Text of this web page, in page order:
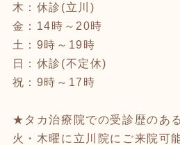
木：休診(立川)
金：14時～20時
土：9時～19時
日：休診(不定休)
祝：9時～17時
★タカ治療院での受診歴のあ
火・木曜に立川院にご来院可